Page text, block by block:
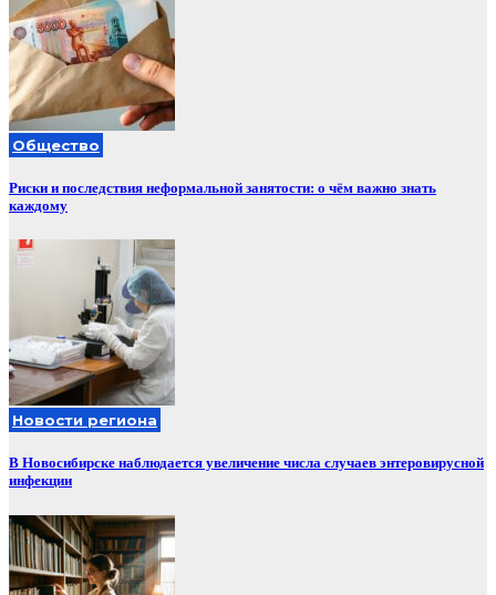
Общество
Риски и последствия неформальной занятости: о чём важно знать
каждому
Новости региона
В Новосибирске наблюдается увеличение числа случаев энтеровирусной
инфекции